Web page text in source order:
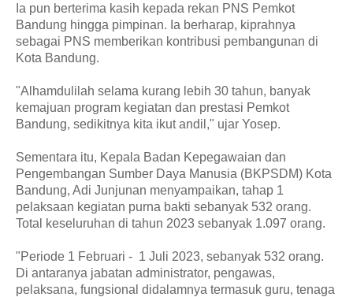
Ia pun berterima kasih kepada rekan PNS Pemkot
Bandung hingga pimpinan. Ia berharap, kiprahnya
sebagai PNS memberikan kontribusi pembangunan di
Kota Bandung.
"Alhamdulilah selama kurang lebih 30 tahun, banyak
kemajuan program kegiatan dan prestasi Pemkot
Bandung, sedikitnya kita ikut andil," ujar Yosep.
Sementara itu, Kepala Badan Kepegawaian dan
Pengembangan Sumber Daya Manusia (BKPSDM) Kota
Bandung, Adi Junjunan menyampaikan, tahap 1
pelaksaan kegiatan purna bakti sebanyak 532 orang.
Total keseluruhan di tahun 2023 sebanyak 1.097 orang.
"Periode 1 Februari - 1 Juli 2023, sebanyak 532 orang.
Di antaranya jabatan administrator, pengawas,
pelaksana, fungsional didalamnya termasuk guru, tenaga